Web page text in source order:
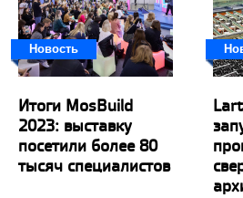
Новость
Итоги MosBuild
2023: выставку
посетили более 80
тысяч специалистов